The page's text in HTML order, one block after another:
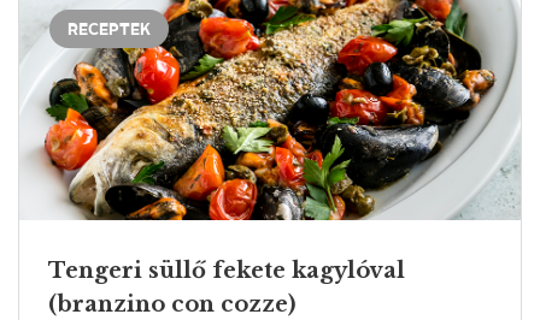
RECEPTEK
Tengeri süllő fekete kagylóval
(branzino con cozze)